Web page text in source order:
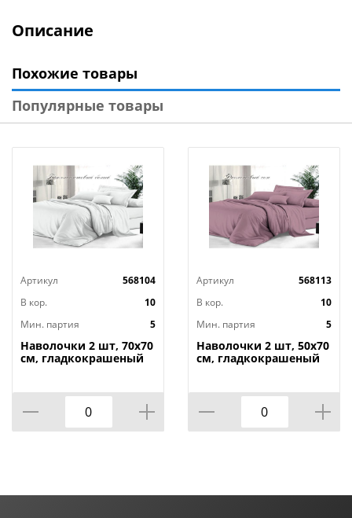
Описание
Похожие товары
Популярные товары
Артикул
568104
В кор.
10
Мин. партия
5
Наволочки 2 шт, 70х70
см, гладкокрашеный
Артикул
568113
В кор.
10
Мин. партия
5
Наволочки 2 шт, 50х70
см, гладкокрашеный